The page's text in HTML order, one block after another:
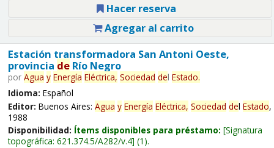
Hacer reserva
Agregar al carrito
Estación transformadora San Antoni Oeste,
provincia deRío Negro
por Agua y Energía Eléctrica, Sociedad del Estado.
Idioma: Español
Editor: Buenos Aires: Agua y Energía Eléctrica, Sociedad del Estado,
1988
Disponibilidad: Ítems disponibles para préstamo: Signatura
topográfica: 621.374.5/A282/v.4 (1).